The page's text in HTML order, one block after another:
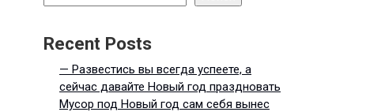
Recent Posts
— Развестись вы всегда успеете, а
сейчас давайте Новый год праздновать
Мусор под Новый год сам себя вынес